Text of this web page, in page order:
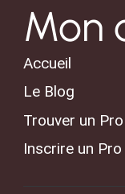
Mon
Accueil
Le Blog
Trouver un Pro
Inscrire un Pro